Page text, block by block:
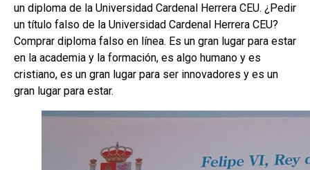
un diploma de la Universidad Cardenal Herrera CEU. ¿Pedir
un título falso de la Universidad Cardenal Herrera CEU?
Comprar diploma falso en línea. Es un gran lugar para estar
en la academia y la formación, es algo humano y es
cristiano, es un gran lugar para ser innovadores y es un
gran lugar para estar.